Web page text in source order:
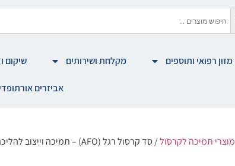
מזון רפואי ותוספים מקלחת ושירותים שיקום
אביזרים
מוצרי תמיכה לקרסול/ סד קרסול רגל (AFO) – תמיכה וייצוב להליכה